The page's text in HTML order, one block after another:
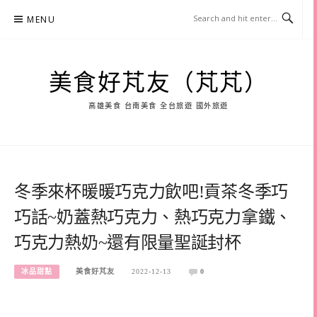
MENU
美食好芃友（芃芃）
高雄美食 台南美食 全台旅遊 國外旅遊
冬季來杯暖暖巧克力飲吧!貢茶冬季巧
巧話~奶蓋熱巧克力、熱巧克力拿鐵、
巧克力熱奶~還有限量聖誕封杯
冰品甜點 美食好芃友 2022-12-13 0